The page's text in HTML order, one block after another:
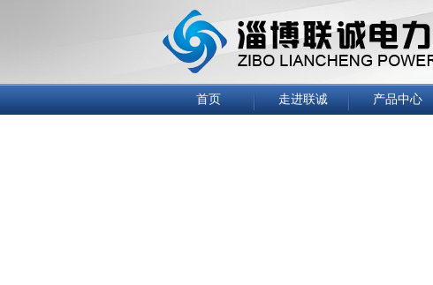
首页 走进联诚 产品中心